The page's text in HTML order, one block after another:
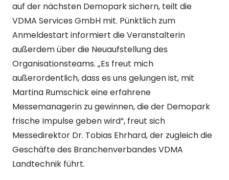
auf der nächsten Demopark sichern, teilt die
VDMA Services GmbH mit. Pünktlich zum
Anmeldestart informiert die Veranstalterin
außerdem über die Neuaufstellung des
Organisationsteams. „Es freut mich
außerordentlich, dass es uns gelungen ist, mit
Martina Rumschick eine erfahrene
Messemanagerin zu gewinnen, die der Demopark
frische Impulse geben wird“, freut sich
Messedirektor Dr. Tobias Ehrhard, der zugleich die
Geschäfte des Branchenverbandes VDMA
Landtechnik führt.